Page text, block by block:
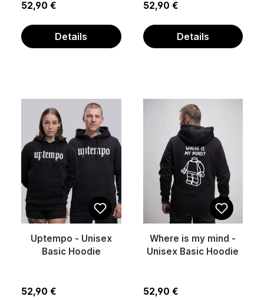
Regulärer Preis:
52,90 €
Details
Regulärer Preis:
52,90 €
Details
Uptempo - Unisex
Basic Hoodie
Regulärer Preis:
52,90 €
Where is my mind -
Unisex Basic Hoodie
Regulärer Preis:
52,90 €